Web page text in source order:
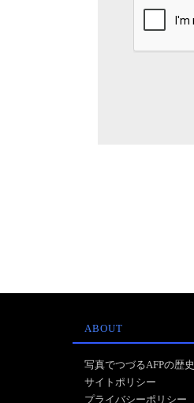
ABOUT
写真でつづるAFPの歴史
サイトポリシー
プライバシーポリシー